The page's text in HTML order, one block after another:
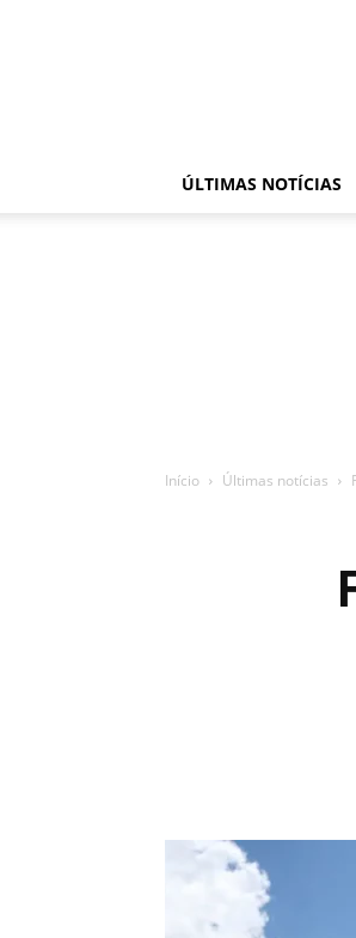
ÚLTIMAS NOTÍCIAS
Início Últimas notícias